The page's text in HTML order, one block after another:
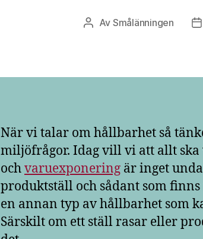
Inläggsförfattare
Av Smålänningen
När vi talar om hållbarhet så
miljöfrågor. Idag vill vi att allt
ochvaruexponering är inget
produktställ och sådant som
en annan typ av hållbarhet som
Särskilt om ett ställ rasar eller